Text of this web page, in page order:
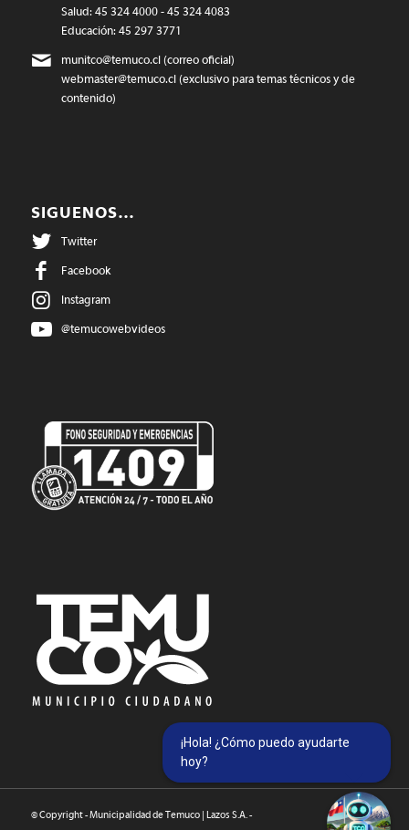
Salud: 45 324 4000 - 45 324 4083
Educación: 45 297 3771
munitco@temuco.cl(correo oficial)
webmaster@temuco.cl(exclusivo para temas técnicos y de
contenido)
SIGUENOS…
Twitter
Facebook
Instagram
@temucowebvideos
© Copyright - Municipalidad de Temuco | Lazos S.A. -
¡Hola! ¿Cómo puedo ayudarte
hoy?